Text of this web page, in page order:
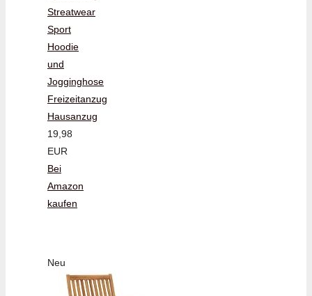
Streatwear
Sport
Hoodie
und
Jogginghose
Freizeitanzug
Hausanzug
19,98
EUR
Bei
Amazon
kaufen
Neu